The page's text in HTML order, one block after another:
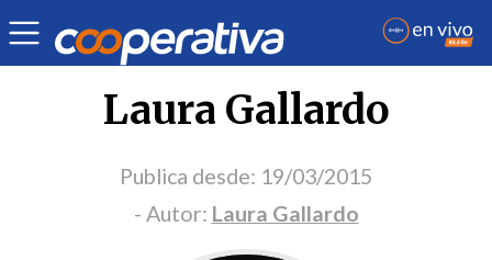
Portada Opinión
Laura Gallardo
Publica desde: 19/03/2015
- Autor: Laura Gallardo